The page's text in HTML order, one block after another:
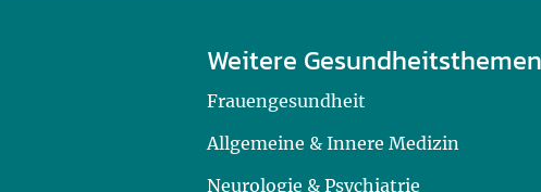
Weitere Gesundheitsthemen
Frauengesundheit
Allgemeine & Innere Medizin
Neurologie & Psychiatrie